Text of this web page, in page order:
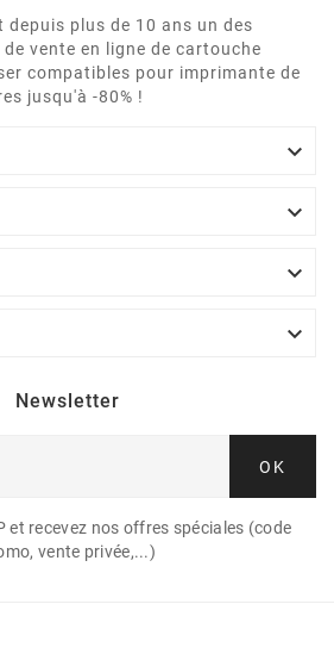
depuis plus de 10 ans un des
vente en ligne de cartouche
compatibles pour imprimante de
jusqu'à -80% !




Newsletter
OK
et recevez nos offres spéciales (code
vente privée,...)